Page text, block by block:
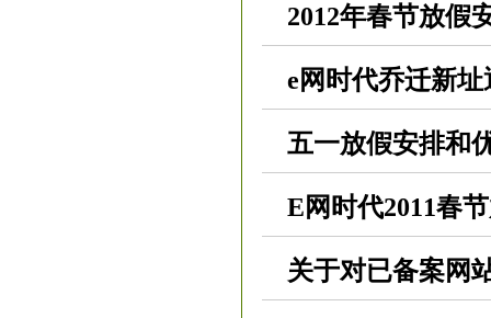
2012年春节放假
e网时代乔迁新址
五一放假安排和
E网时代2011春
关于对已备案网